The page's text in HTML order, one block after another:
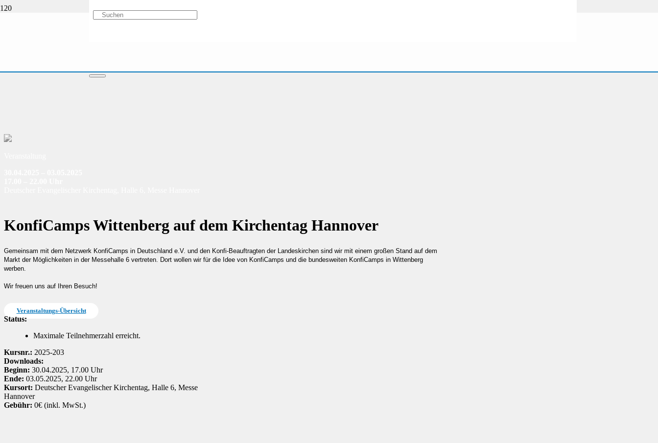
KonfiCamps Wittenberg auf dem Kirchentag Hannover
Gemeinsam mit dem Netzwerk KonfiCamps in Deutschland e.V. und den Konfi-Beauftragten der Landeskirchen sind wir mit einem großen Stand auf dem
Markt der Möglichkeiten in der Messehalle 6 vertreten. Dort wollen wir für die Idee von KonfiCamps und die bundesweiten KonfiCamps in Wittenberg
werben.
Wir freuen uns auf Ihren Besuch!
Veranstaltungs-Übersicht
Status:
Maximale Teilnehmerzahl erreicht.
Kursnr.: 2025-203
Downloads:
Beginn: 30.04.2025, 17.00 Uhr
Ende: 03.05.2025, 22.00 Uhr
Kursort: Deutscher Evangelischer Kirchentag, Halle 6, Messe
Hannover
Gebühr: 0€ (inkl. MwSt.)